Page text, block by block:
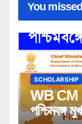
You missed
SCHOLARSHIP
WB CM
পশ্চিমবঙ্গ